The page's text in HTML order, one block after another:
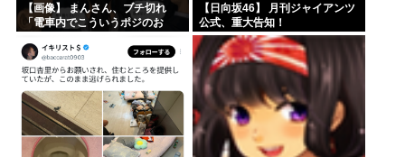
【画像】 まんさん、ブチ切れ
「電車内でこういうポジのお
【日向坂46】 月刊ジャイアンツ
公式、重大告知！